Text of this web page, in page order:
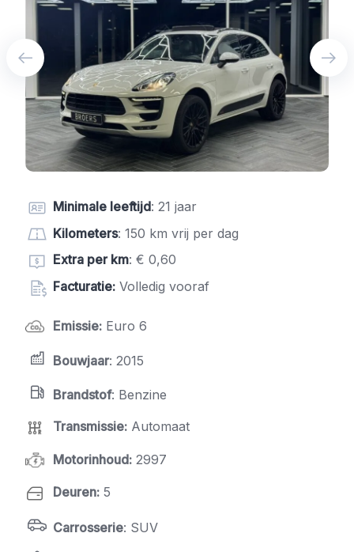
Minimale leeftijd: 21 jaar
Kilometers: 150 km vrij per dag
Extra per km: € 0,60
Facturatie: Volledig vooraf
Emissie: Euro 6
Bouwjaar: 2015
Brandstof: Benzine
Transmissie: Automaat
Motorinhoud: 2997
Deuren: 5
Carrosserie: SUV